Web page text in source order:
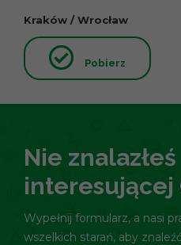
Kraków / Wrocław
Pobierz
Nie znalazłeś
interesującej
Wypełnij formularz, a nasi
wszelkich starań, aby